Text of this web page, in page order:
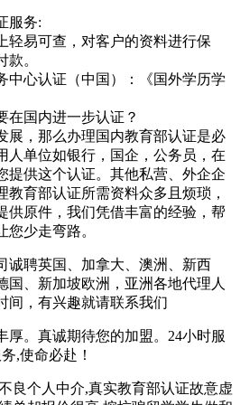
服务:
轻易可查，对客户的资料进行保
款。
中心认证（中国）：《国外学历学
在国内进一步认证？
展，那么办理国内教育部认证是必
人单位如银行，国企，公务员，在
提供这个认证。其他私营、外企企
教育部认证所需资料众多且烦琐，
供原件，我们凭借丰富的经验，帮
您少走弯路。
聘英国、加拿大、澳洲、新西
国、新加坡欧洲，亚洲各地代理人
间，有兴趣就请联系我们
。真诚期待您的加盟。24小时服
,使命必赴！
良个人中介,真实教育部认证故意虚